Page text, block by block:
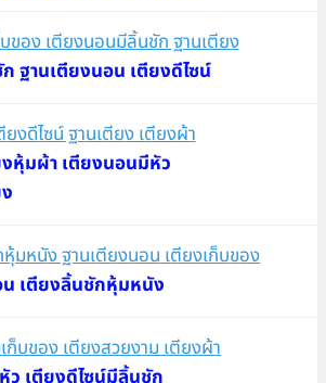
ฐานเตียงนอน เตียงดีไซน์
หุ้มผ้า เตียงนอนมีหัว
เตียงลิ้นชักหุ้มหนัง
ว เตียงดีไซน์มีลิ้นชัก